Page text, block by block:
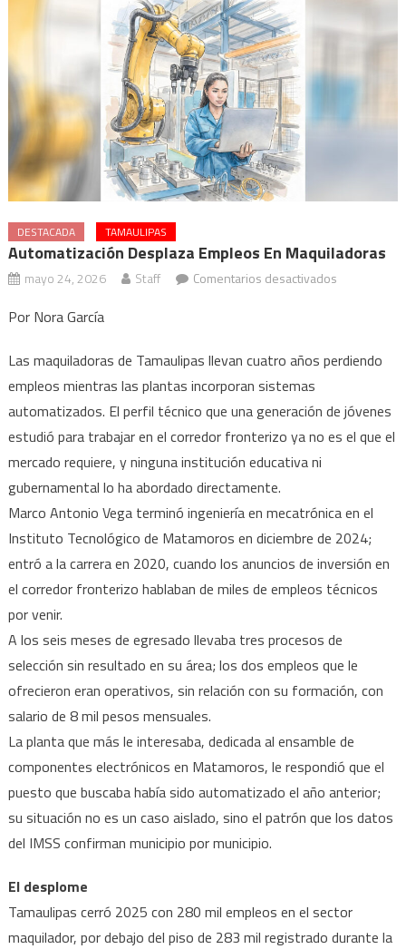
DESTACADA TAMAULIPAS
Automatización Desplaza Empleos En Maquiladoras
mayo 24, 2026 Staff Comentarios desactivadosen
en
Por Nora García
Las maquiladoras de Tamaulipas llevan cuatro años perdiendo
empleos mientras las plantas incorporan sistemas
automatizados. El perfil técnico que una generación de jóvenes
estudió para trabajar en el corredor fronterizo ya no es el que el
mercado requiere, y ninguna institución educativa ni
gubernamental lo ha abordado directamente.
Marco Antonio Vega terminó ingeniería en mecatrónica en el
Instituto Tecnológico de Matamoros en diciembre de 2024;
entró a la carrera en 2020, cuando los anuncios de inversión en
el corredor fronterizo hablaban de miles de empleos técnicos
por venir.
A los seis meses de egresado llevaba tres procesos de
selección sin resultado en su área; los dos empleos que le
ofrecieron eran operativos, sin relación con su formación, con
salario de 8 mil pesos mensuales.
La planta que más le interesaba, dedicada al ensamble de
componentes electrónicos en Matamoros, le respondió que el
puesto que buscaba había sido automatizado el año anterior;
su situación no es un caso aislado, sino el patrón que los datos
del IMSS confirman municipio por municipio.
El desplome
Tamaulipas cerró 2025 con 280 mil empleos en el sector
maquilador, por debajo del piso de 283 mil registrado durante la